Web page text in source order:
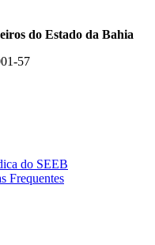
do Estado da Bahia
57
do SEEB
Frequentes